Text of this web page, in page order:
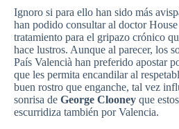
Ignoro si para ello han sido más
han podido consultaral doctor House
tratamiento para el gripazo crónico
hace lustros. Aunque al parecer, los
País Valencià han preferido apostar
que les permita encandilaral
buen rostro que enganche, tal vez
sonrisa de George Clooney que estos
escurridiza también porValencia.